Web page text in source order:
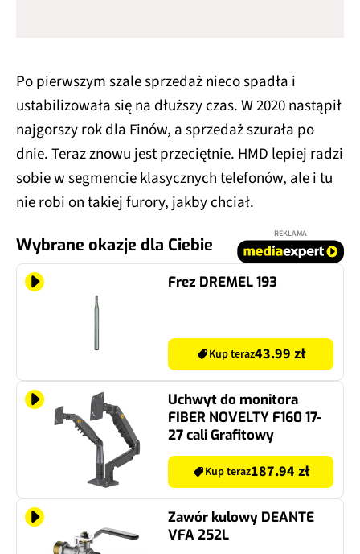
Po pierwszym szale sprzedaż nieco spadła i
ustabilizowała się na dłuższy czas. W 2020 nastąpił
najgorszy rok dla Finów, a sprzedaż szurała po
dnie. Teraz znowu jest przeciętnie. HMD lepiej radzi
sobie w segmencie klasycznych telefonów, ale i tu
nie robi on takiej furory, jakby chciał.
Wybrane okazje dla Ciebie
REKLAMA
Frez DREMEL 193
Kup teraz43.99 zł
Uchwyt do monitora
FIBER NOVELTY F160 17-
27 cali Grafitowy
Kup teraz187.94 zł
Zawór kulowy DEANTE
VFA 252L